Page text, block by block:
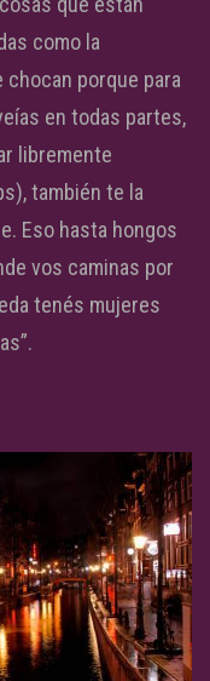
como la
porque para
en todas partes,
libremente
también te la
Eso hasta hongos
vos caminas por
tenés mujeres